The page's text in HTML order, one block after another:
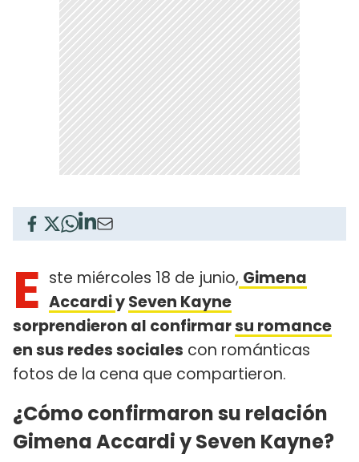
E ste miércoles 18 de junio, Gimena
AccardiySeven Kayne
sorprendieron al confirmarsu romance
en sus redes sociales con románticas
fotos de la cena que compartieron.
¿Cómo confirmaron su relación
Gimena Accardi y Seven Kayne?